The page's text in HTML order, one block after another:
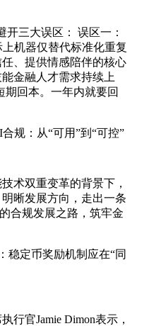
开三大误区： 误区一：
机器仅替代标准化重复
、提供情感陪伴的核心
金融人才需求持续上
回本。一年内就要回
规：从“可用”到“可控”
术双重变革的背景下，
晰发展方向，走出一条
合规发展之路，筑牢金
稳定币奖励机制应在“同
行官Jamie Dimon表示，